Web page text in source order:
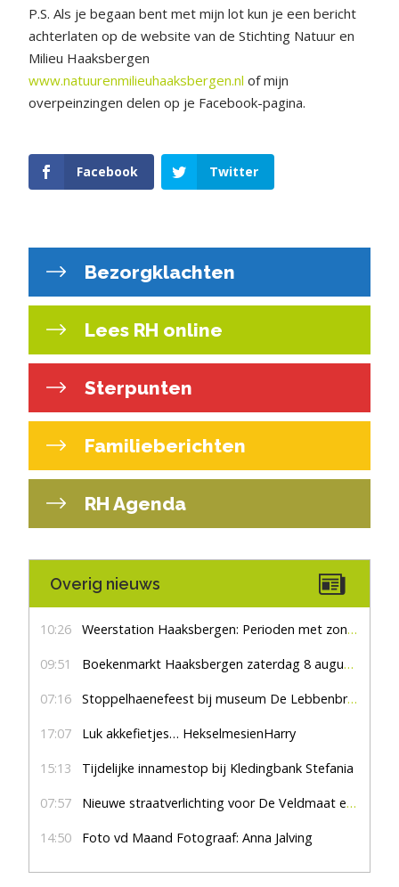
P.S. Als je begaan bent met mijn lot kun je een bericht
achterlaten op de website van de Stichting Natuur en
Milieu Haaksbergen
www.natuurenmilieuhaaksbergen.nl of mijn
overpeinzingen delen op je Facebook-pagina.
Facebook Twitter
Bezorgklachten
Lees RH online
Sterpunten
Familieberichten
RH Agenda
Overig nieuws
10:26 Weerstation Haaksbergen: Perioden met zon en droog
09:51 Boekenmarkt Haaksbergen zaterdag 8 augustus, marktplein Haaksbergen
07:16 Stoppelhaenefeest bij museum De Lebbenbrugge
17:07 Luk akkefietjes… HekselmesienHarry
15:13 Tijdelijke innamestop bij Kledingbank Stefania
07:57 Nieuwe straatverlichting voor De Veldmaat en De Pas
14:50 Foto vd Maand Fotograaf: Anna Jalving